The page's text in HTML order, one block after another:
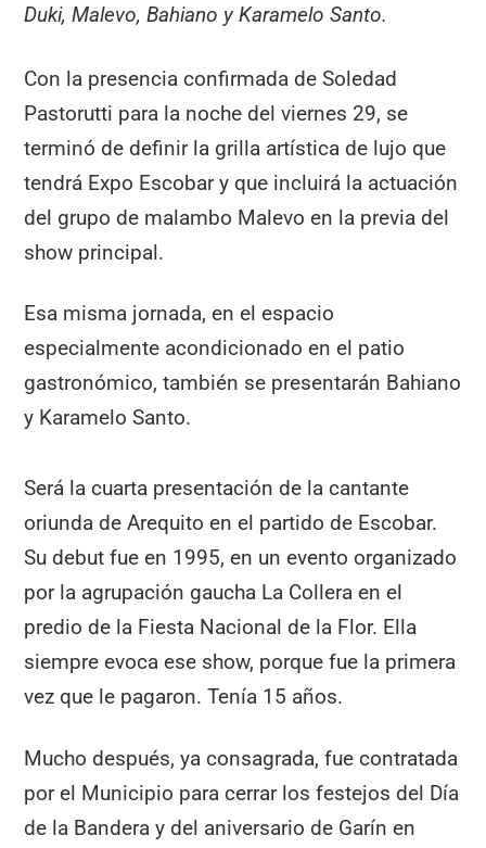
Duki, Malevo, Bahiano y Karamelo Santo.
Con la presencia confirmada de Soledad
Pastorutti para la noche del viernes 29, se
terminó de definir la grilla artística de lujo que
tendrá Expo Escobar y que incluirá la actuación
del grupo de malambo Malevo en la previa del
show principal.
Esa misma jornada, en el espacio
especialmente acondicionado en el patio
gastronómico, también se presentarán Bahiano
y Karamelo Santo.
Será la cuarta presentación de la cantante
oriunda de Arequito en el partido de Escobar.
Su debut fue en 1995, en un evento organizado
por la agrupación gaucha La Collera en el
predio de la Fiesta Nacional de la Flor. Ella
siempre evoca ese show, porque fue la primera
vez que le pagaron. Tenía 15 años.
Mucho después, ya consagrada, fue contratada
por el Municipio para cerrar los festejos del Día
de la Bandera y del aniversario de Garín en